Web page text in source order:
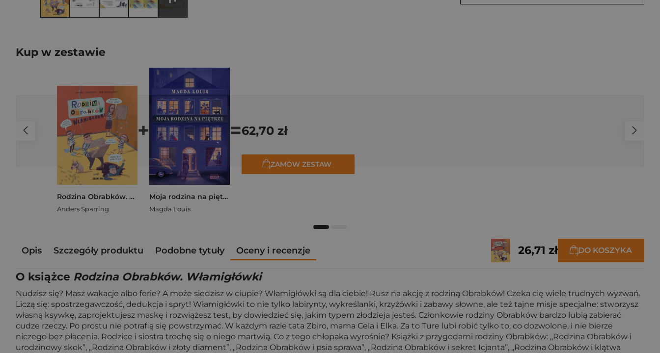
Kup w zestawie
Rodzina Obrabków. Włamigłówki
Anders Sparring
+
Moja rodzina na piętrze
Magda Louis
=62,70 zł
ZAMÓW ZESTAW
Opis Szczegóły produktu Podobne tytuły Oceny i recenzje 26,71 zł DO KOSZYKA
O książce Rodzina Obrabków. Włamigłówki
Nudzisz się? Masz wakacje albo ferie? A może siedzisz w ciupie? Włamigłówki są dla ciebie! Rusz na akcję z rodziną Obrabków! Czeka cię wiele trudnych wyzwań.
Liczą się: spostrzegawczość, dedukcja i spryt! Włamigłówki to nie tylko labirynty, wykreślanki, krzyżówki i zabawy słowne, ale też tajne misje specjalne: stworzysz
własną ksywkę, zaprojektujesz maskę i rozwiążesz test, by dowiedzieć się, jakim typem złodzieja jesteś. Członkowie rodziny Obrabków bardzo lubią zabierać
cudze rzeczy. Po prostu nie potrafią się powstrzymać. W każdym razie tata Zbiro, mama Cela i Elka. Za to Ture lubi robić tylko to, co dozwolone, i nie bierze
niczego bez płacenia. Rodzice i siostra trochę się o niego martwią. Co z tego chłopaka wyrośnie? Książki z przygodami rodziny Obrabków: „Rodzina Obrabków i
urodzinowy skok”, „Rodzina Obrabków i złoty diament”, „Rodzina Obrabków i psia sprawa”, „Rodzina Obrabków i sekret Icjanta”, „Rodzina Obrabków i klątwa